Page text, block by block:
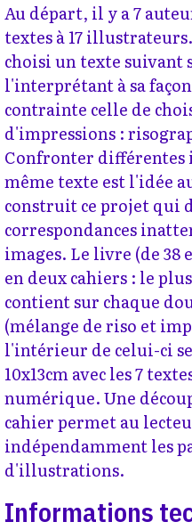
Au départ, il y a 7
textes à 17
choisi un texte suivant
l'interprétant à sa
contrainte celle de
d'impressions :
Confronter
même texte est l'idée
construit ce projet qui
correspondances
images. Le livre (de 38
en deux cahiers : le
contient sur chaque
(mélange de riso et
l'intérieur de celui-ci
10x13cm avec les 7
numérique. Une
cahier permet au
indépendamment les
d'illustrations.
Informations